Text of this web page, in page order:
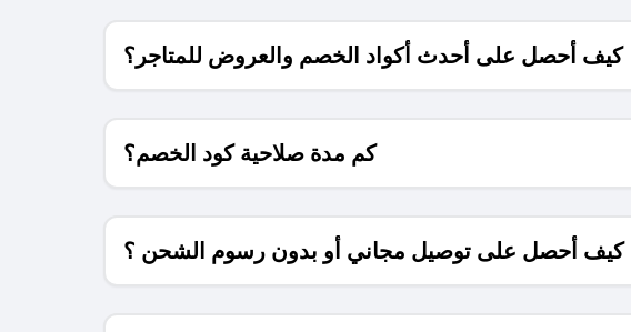
كيف أحصل على أحدث أكواد الخصم والعروض للمتاجر؟
كم مدة صلاحية كود الخصم؟
كيف أحصل على توصيل مجاني أو بدون رسوم الشحن ؟